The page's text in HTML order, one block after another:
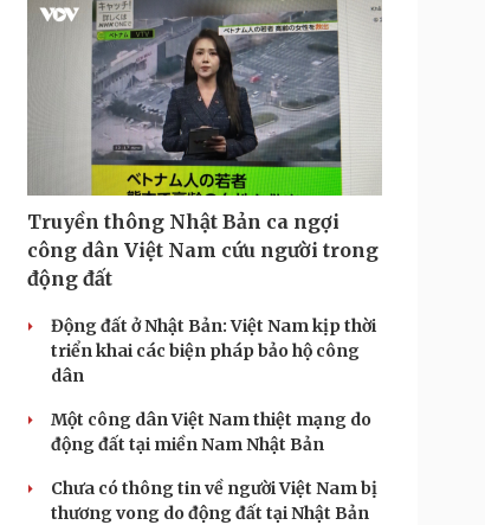
Truyền thông Nhật Bản ca ngợi
công dân Việt Nam cứu người trong
động đất
Động đất ở Nhật Bản: Việt Nam kịp thời
triển khai các biện pháp bảo hộ công
dân
Một công dân Việt Nam thiệt mạng do
động đất tại miền Nam Nhật Bản
Chưa có thông tin về người Việt Nam bị
thương vong do động đất tại Nhật Bản